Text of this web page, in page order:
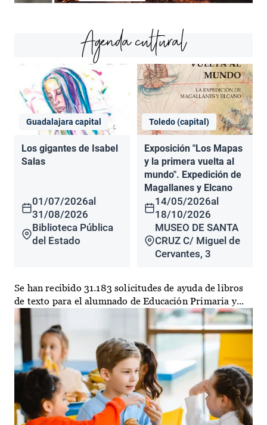
Agenda cultural
Guadalajara capital
Los gigantes de Isabel
Salas
01/07/2026al
31/08/2026
Biblioteca Pública
del Estado
Toledo (capital)
Exposición "Los Mapas
y la primera vuelta al
mundo". Expedición de
Magallanes y Elcano
14/05/2026al
18/10/2026
MUSEO DE SANTA
CRUZ C/ Miguel de
Cervantes, 3
Se han recibido 31.183 solicitudes de ayuda de libros
de texto para el alumnado de Educación Primaria y...